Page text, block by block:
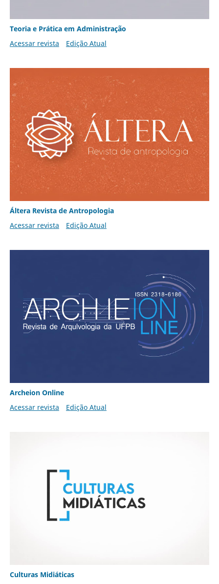
Teoria e Prática em Administração
Acessar revista
Edição Atual
Áltera Revista de Antropologia
Acessar revista
Edição Atual
Archeion Online
Acessar revista
Edição Atual
Culturas Midiáticas